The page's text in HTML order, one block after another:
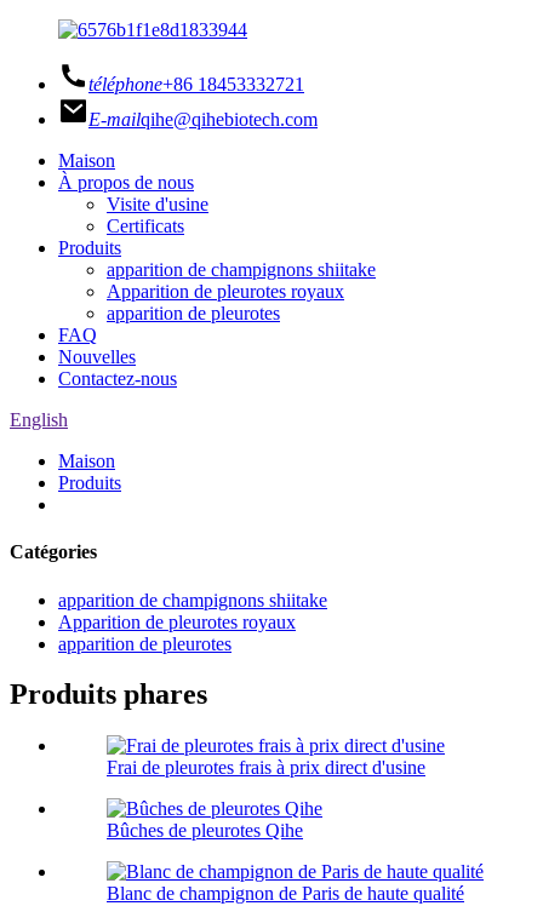
téléphone+86 18453332721
E-mailqihe@qihebiotech.com
Maison
À propos de nous
Visite d'usine
Certificats
Produits
apparition de champignons shiitake
Apparition de pleurotes royaux
apparition de pleurotes
FAQ
Nouvelles
Contactez-nous
English
Maison
Produits
Catégories
apparition de champignons shiitake
Apparition de pleurotes royaux
apparition de pleurotes
Produits phares
Frai de pleurotes frais à prix direct d'usine
Bûches de pleurotes Qihe
Blanc de champignon de Paris de haute qualité